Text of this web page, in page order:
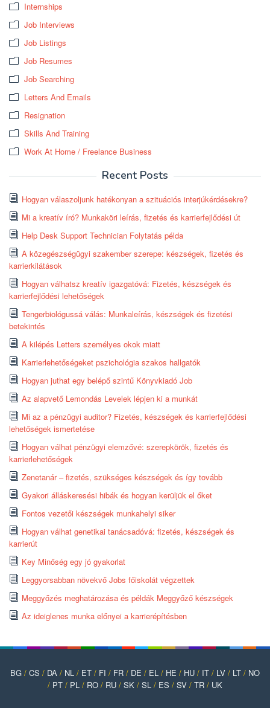
Internships
Job Interviews
Job Listings
Job Resumes
Job Searching
Letters And Emails
Resignation
Skills And Training
Work At Home / Freelance Business
Recent Posts
Hogyan válaszoljunk hatékonyan a szituációs interjúkérdésekre?
Mi a kreatív író? Munkaköri leírás, fizetés és karrierfejlődési út
Help Desk Support Technician Folytatás példa
A közegészségügyi szakember szerepe: készségek, fizetés és
karrierkilátások
Hogyan válhatsz kreatív igazgatóvá: Fizetés, készségek és
karrierfejlődési lehetőségek
Tengerbiológussá válás: Munkaleírás, készségek és fizetési
betekintés
A kilépés Letters személyes okok miatt
Karrierlehetőségeket pszichológia szakos hallgatók
Hogyan juthat egy belépő szintű Könyvkiadó Job
Az alapvető Lemondás Levelek lépjen ki a munkát
Mi az a pénzügyi auditor? Fizetés, készségek és karrierfejlődési
lehetőségek ismertetése
Hogyan válhat pénzügyi elemzővé: szerepkörök, fizetés és
karrierlehetőségek
Zenetanár – fizetés, szükséges készségek és így tovább
Gyakori álláskeresési hibák és hogyan kerüljük el őket
Fontos vezetői készségek munkahelyi siker
Hogyan válhat genetikai tanácsadóvá: fizetés, készségek és
karrierút
Key Minőség egy jó gyakorlat
Leggyorsabban növekvő Jobs főiskolát végzettek
Meggyőzés meghatározása és példák Meggyőző készségek
Az ideiglenes munka előnyei a karrierépítésben
BG / CS / DA / NL / ET / FI / FR / DE / EL / HE / HU / IT / LV / LT / NO
/ PT / PL / RO / RU / SK / SL / ES / SV / TR / UK